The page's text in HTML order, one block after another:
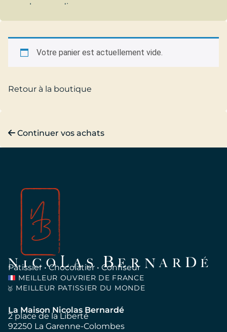
pour le samedi.
Votre panier est actuellement vide.
Retour à la boutique
Continuer vos achats
Pâtissier • Chocolatier • Confiseur
MEILLEUR OUVRIER DE FRANCE
🥇 MEILLEUR PATISSIER DU MONDE
La Maison Nicolas Bernardé
2 place de la Liberté
92250 La Garenne-Colombes